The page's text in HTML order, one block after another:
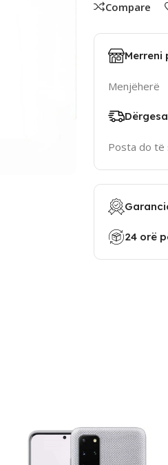
Compare
Merreni
Menjëherë
Posta do të
24 orë